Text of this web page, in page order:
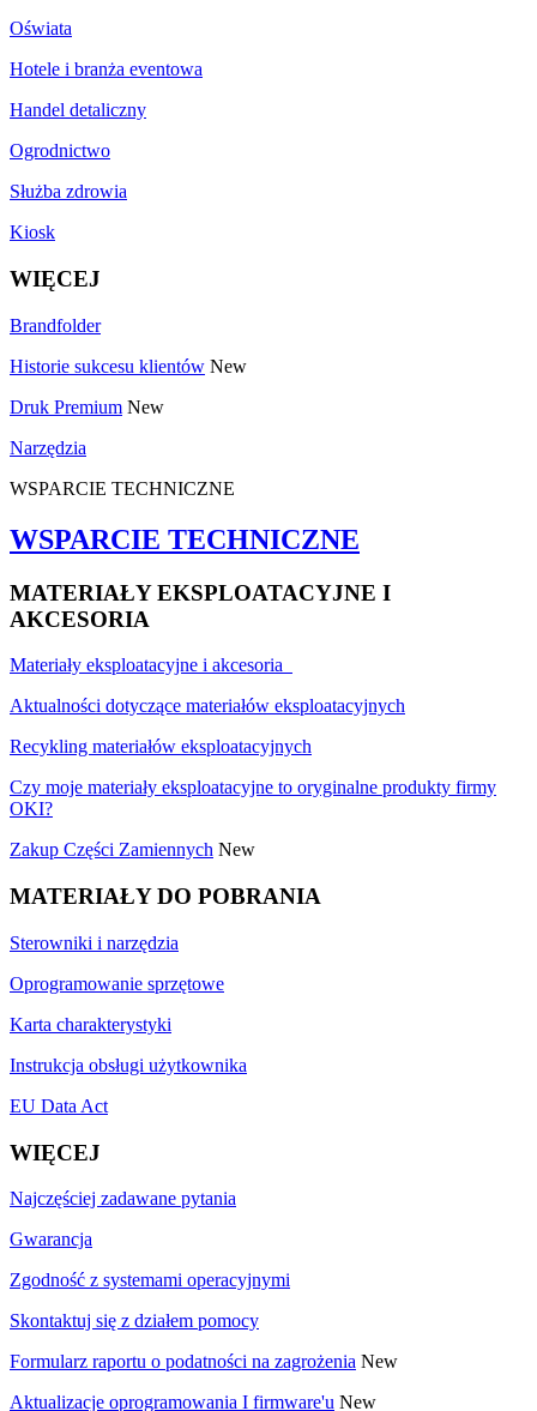
Oświata
Hotele i branża eventowa
Handel detaliczny
Ogrodnictwo
Służba zdrowia
Kiosk
WIĘCEJ
Brandfolder
Historie sukcesu klientów New
Druk Premium New
Narzędzia
WSPARCIE TECHNICZNE
WSPARCIE TECHNICZNE
MATERIAŁY EKSPLOATACYJNE I
AKCESORIA
Materiały eksploatacyjne i akcesoria
Aktualności dotyczące materiałów eksploatacyjnych
Recykling materiałów eksploatacyjnych
Czy moje materiały eksploatacyjne to oryginalne produkty firmy
OKI?
Zakup Części Zamiennych New
MATERIAŁY DO POBRANIA
Sterowniki i narzędzia
Oprogramowanie sprzętowe
Karta charakterystyki
Instrukcja obsługi użytkownika
EU Data Act
WIĘCEJ
Najczęściej zadawane pytania
Gwarancja
Zgodność z systemami operacyjnymi
Skontaktuj się z działem pomocy
Formularz raportu o podatności na zagrożenia New
Aktualizacje oprogramowania I firmware'u New